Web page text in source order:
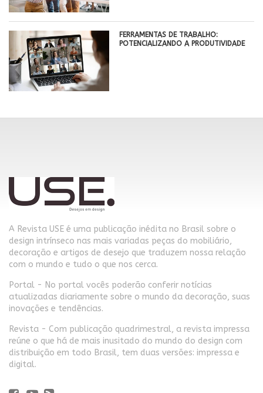
FERRAMENTAS DE TRABALHO:
POTENCIALIZANDO A PRODUTIVIDADE
A Revista USE é uma publicação inédita no Brasil sobre o
design intrínseco nas mais variadas peças do mobiliário,
decoração e artigos de desejo que traduzem nossa relação
com o mundo e tudo o que nos cerca.
Portal - No portal vocês poderão conferir notícias
atualizadas diariamente sobre o mundo da decoração, suas
inovações e tendências.
Revista - Com publicação quadrimestral, a revista impressa
reúne o que há de mais inusitado do mundo do design com
distribuição em todo Brasil, tem duas versões: impressa e
digital.